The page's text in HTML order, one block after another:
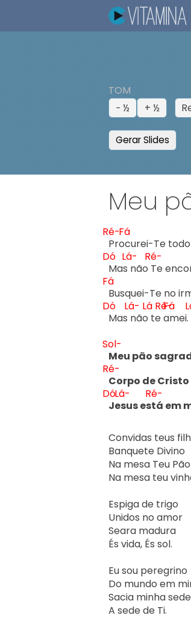
TOM
− ½ + ½
Gerar Slides
Meu
Ré-
Pro
Fá
Dó
Mas
Lá-
não
Ré-
Fá
Dó
Mas
Lá-
não
Lá
te
Ré-
a
Fá
mei.
Sol-
Ré-
Dó
Je
Lá-
sus es
Ré-
tá em
Convidas teus
Banquete Divino
Na mesa Teu Pão
Na mesa teu
Espiga de trigo
Unidos no amor
Seara madura
És vida, És sol.
Eu sou peregrino
Do mundo em
Sacia minha sede
A sede de Ti.